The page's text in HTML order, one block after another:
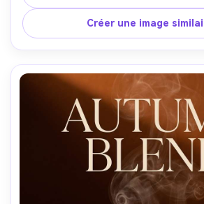
frontal centré, texture aluminium
netteté d’impression, haute
Créer une image